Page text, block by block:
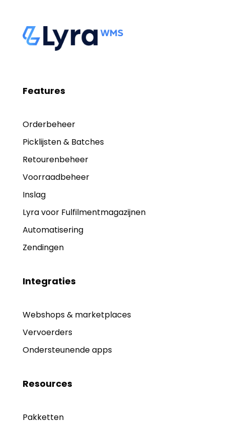
Features
Orderbeheer
Picklijsten & Batches
Retourenbeheer
Voorraadbeheer
Inslag
Lyra voor Fulfilmentmagazijnen
Automatisering
Zendingen
Integraties
Webshops & marketplaces
Vervoerders
Ondersteunende apps
Resources
Pakketten